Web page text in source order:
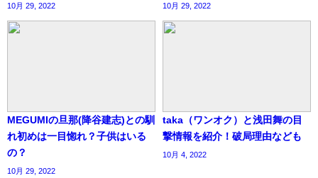
10月 29, 2022 10月 29, 2022
MEGUMIの旦那(降谷建志)との馴
れ初めは一目惚れ？子供はいる
の？
10月 29, 2022
taka（ワンオク）と浅田舞の目
撃情報を紹介！破局理由なども
10月 4, 2022